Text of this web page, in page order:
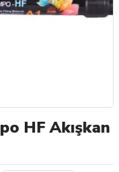
HF Akışkan